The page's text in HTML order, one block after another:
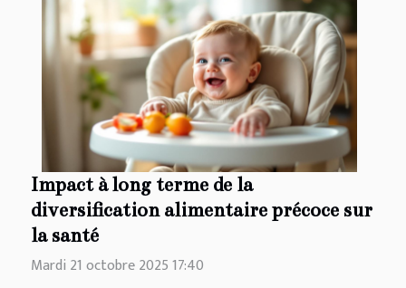
Impact à long terme de la
diversification alimentaire précoce sur
la santé
Mardi 21 octobre 2025 17:40